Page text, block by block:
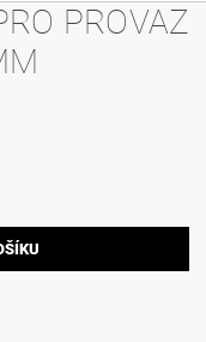
PROVAZ